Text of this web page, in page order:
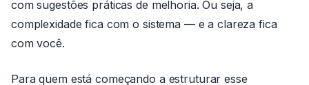
com sugestões práticas de melhoria. Ou seja, a
complexidade fica com o sistema — e a clareza fica
com você.
Para quem está começando a estruturar esse